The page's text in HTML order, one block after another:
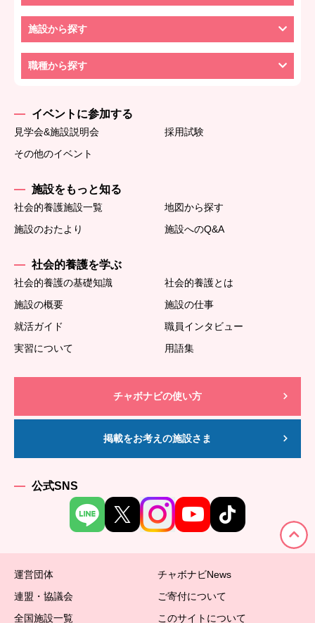
施設から探す
職種から探す
イベントに参加する
見学会&施設説明会
採用試験
その他のイベント
施設をもっと知る
社会的養護施設一覧
地図から探す
施設のおたより
施設へのQ&A
社会的養護を学ぶ
社会的養護の基礎知識
社会的養護とは
施設の概要
施設の仕事
就活ガイド
職員インタビュー
実習について
用語集
チャボナビの使い方
掲載をお考えの施設さま
公式SNS
運営団体
チャボナビNews
連盟・協議会
ご寄付について
全国施設一覧
このサイトについて